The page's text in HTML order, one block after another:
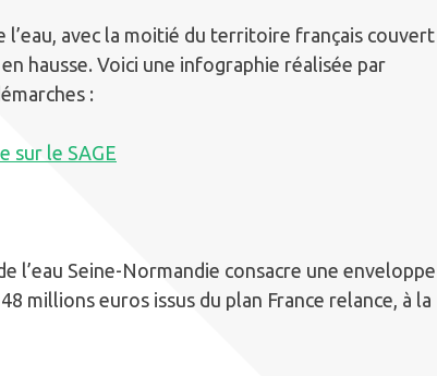
l’eau, avec la moitié du territoire français couvert
hausse. Voici une infographie réalisée par
:
sur le SAGE
l’eau Seine-Normandie consacre une enveloppe
millions euros issus du plan France relance, à la